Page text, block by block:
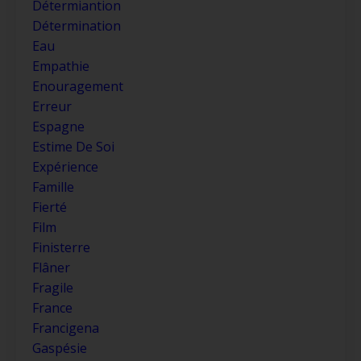
Détermiantion
Détermination
Eau
Empathie
Enouragement
Erreur
Espagne
Estime De Soi
Expérience
Famille
Fierté
Film
Finisterre
Flâner
Fragile
France
Francigena
Gaspésie